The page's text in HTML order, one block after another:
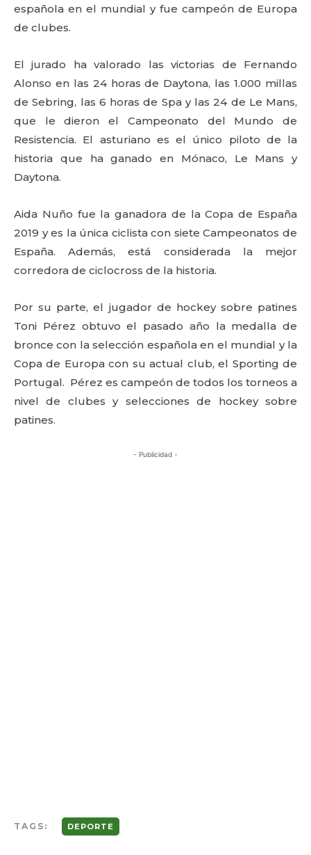
española en el mundial y fue campeón de Europa
de clubes.
El jurado ha valorado las victorias de Fernando
Alonso en las 24 horas de Daytona, las 1.000 millas
de Sebring, las 6 horas de Spa y las 24 de Le Mans,
que le dieron el Campeonato del Mundo de
Resistencia. El asturiano es el único piloto de la
historia que ha ganado en Mónaco, Le Mans y
Daytona.
Aida Nuño fue la ganadora de la Copa de España
2019 y es la única ciclista con siete Campeonatos de
España. Además, está considerada la mejor
corredora de ciclocross de la historia.
Por su parte, el jugador de hockey sobre patines
Toni Pérez obtuvo el pasado año la medalla de
bronce con la selección española en el mundial y la
Copa de Europa con su actual club, el Sporting de
Portugal. Pérez es campeón de todos los torneos a
nivel de clubes y selecciones de hockey sobre
patines.
- Publicidad -
TAGS: DEPORTE